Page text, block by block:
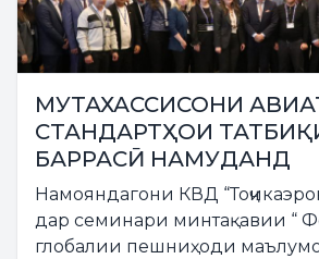
МУТАХАССИСОНИ
СТАНДАРТҲОИ
БАРРАСӢ НАМУДАНД
Намояндагони КВД
дар семинари минтақавии “
глобалии пешниҳоди